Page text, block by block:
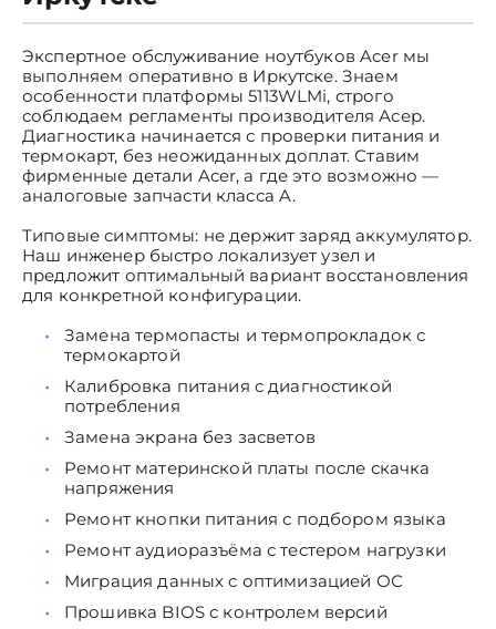
Экспертное обслуживание ноутбуков Acer мы
выполняем оперативно в Иркутске. Знаем
особенности платформы 5113WLMi, строго
соблюдаем регламенты производителя Асер.
Диагностика начинается с проверки питания и
термокарт, без неожиданных доплат. Ставим
фирменные детали Acer, а где это возможно —
аналоговые запчасти класса A.
Типовые симптомы: не держит заряд аккумулятор.
Наш инженер быстро локализует узел и
предложит оптимальный вариант восстановления
для конкретной конфигурации.
Замена термопасты и термопрокладок с
термокартой
Калибровка питания с диагностикой
потребления
Замена экрана без засветов
Ремонт материнской платы после скачка
напряжения
Ремонт кнопки питания с подбором языка
Ремонт аудиоразъёма с тестером нагрузки
Миграция данных с оптимизацией ОС
Прошивка BIOS с контролем версий